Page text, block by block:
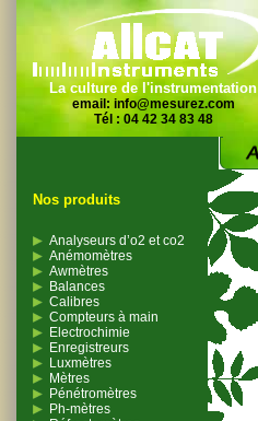
La culture de l'instrumentation
email: info@mesurez.com
Tél : 04 42 34 83 48
Nos produits
Analyseurs d’o2 et co2
Anémomètres
Awmètres
Balances
Calibres
Compteurs à main
Electrochimie
Enregistreurs
Luxmètres
Mètres
Pénétromètres
Ph-mètres